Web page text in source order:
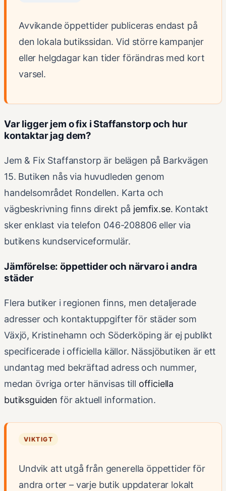
Avvikande öppettider publiceras endast på
den lokala butikssidan. Vid större kampanjer
eller helgdagar kan tider förändras med kort
varsel.
Var ligger jem o fix i Staffanstorp och hur
kontaktar jag dem?
Jem & Fix Staffanstorp är belägen på Barkvägen
15. Butiken nås via huvudleden genom
handelsområdet Rondellen. Karta och
vägbeskrivning finns direkt på jemfix.se. Kontakt
sker enklast via telefon 046-208806 eller via
butikens kundserviceformulär.
Jämförelse: öppettider och närvaro i andra
städer
Flera butiker i regionen finns, men detaljerade
adresser och kontaktuppgifter för städer som
Växjö, Kristinehamn och Söderköping är ej publikt
specificerade i officiella källor. Nässjöbutiken är ett
undantag med bekräftad adress och nummer,
medan övriga orter hänvisas till officiella
butiksguiden för aktuell information.
VIKTIGT
Undvik att utgå från generella öppettider för
andra orter – varje butik uppdaterar lokalt